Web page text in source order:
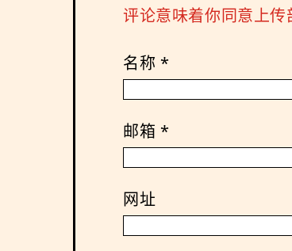
评论意味着你同意上传
名称 *
邮箱 *
网址